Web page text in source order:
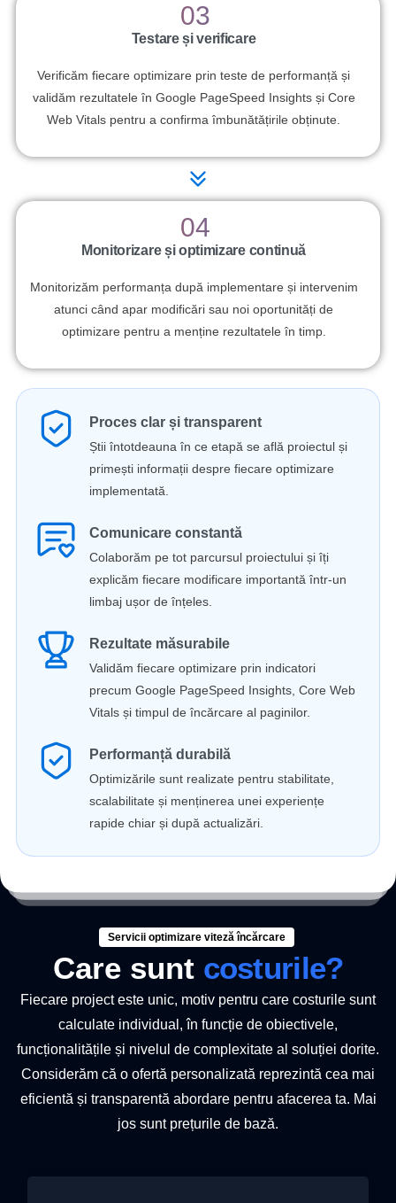
03
Testare și verificare
Verificăm fiecare optimizare prin teste de performanță și
validăm rezultatele în Google PageSpeed Insights și Core
Web Vitals pentru a confirma îmbunătățirile obținute.
04
Monitorizare și optimizare continuă
Monitorizăm performanța după implementare și intervenim
atunci când apar modificări sau noi oportunități de
optimizare pentru a menține rezultatele în timp.
Proces clar și transparent
Știi întotdeauna în ce etapă se află proiectul și
primești informații despre fiecare optimizare
implementată.
Comunicare constantă
Colaborăm pe tot parcursul proiectului și îți
explicăm fiecare modificare importantă într-un
limbaj ușor de înțeles.
Rezultate măsurabile
Validăm fiecare optimizare prin indicatori
precum Google PageSpeed Insights, Core Web
Vitals și timpul de încărcare al paginilor.
Performanță durabilă
Optimizările sunt realizate pentru stabilitate,
scalabilitate și menținerea unei experiențe
rapide chiar și după actualizări.
Servicii optimizare viteză încărcare
Care sunt costurile?
Fiecare project este unic, motiv pentru care costurile sunt
calculate individual, în funcție de obiectivele,
funcționalitățile și nivelul de complexitate al soluției dorite.
Considerăm că o ofertă personalizată reprezintă cea mai
eficientă și transparentă abordare pentru afacerea ta. Mai
jos sunt prețurile de bază.